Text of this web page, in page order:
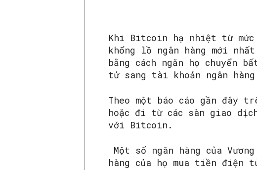
Khi Bitcoin hạ nhiệt từ
khổng lồ ngân hàng mới
bằng cách ngăn họ chuyển
tử sang tài khoản ngân
Theo một báo cáo gần đây
hoặc đi từ các sàn giao
với Bitcoin.
Một số ngân hàng của
hàng của họ mua tiền điện